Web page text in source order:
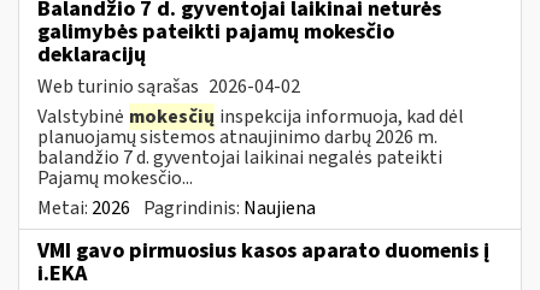
Balandžio 7 d. gyventojai laikinai neturės
galimybės pateikti pajamų mokesčio
deklaracijų
Web turinio sąrašas 2026-04-02
Valstybinė mokesčių inspekcija informuoja, kad dėl
planuojamų sistemos atnaujinimo darbų 2026 m.
balandžio 7 d. gyventojai laikinai negalės pateikti
Pajamų mokesčio...
Metai: 2026 Pagrindinis: Naujiena
VMI gavo pirmuosius kasos aparato duomenis į
i.EKA